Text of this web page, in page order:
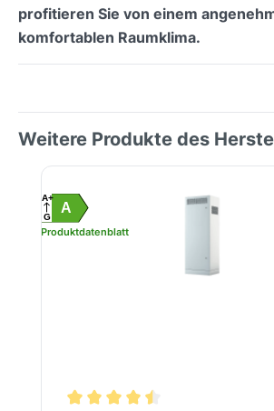
profitieren Sie von einem
komfortablen Raumklima.
Weitere Produkte des
Produktgalerie überspringen
A
A+
G
Produktdatenblatt